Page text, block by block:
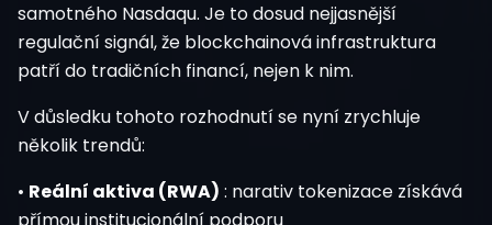
samotného Nasdaqu. Je to dosud nejjasnější
regulační signál, že blockchainová infrastruktura
patří do tradičních financí, nejen k nim.
V důsledku tohoto rozhodnutí se nyní zrychluje
několik trendů:
• Reální aktiva (RWA) : narativ tokenizace získává